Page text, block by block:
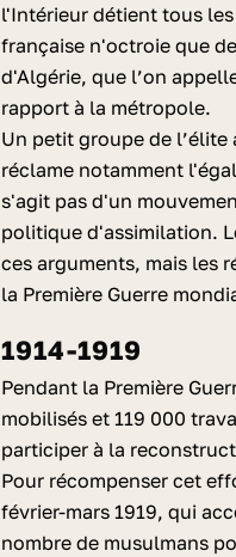
l'Intérieur détient tous
française n'octroie que
d'Algérie, que l’on
rapport à la métropole.
Un petit groupe de
réclame notamment
s'agit pas d'un
politique d'assimilation.
ces arguments, mais les
la Première Guerre
1914-1919
Pendant la Première
mobilisés et 119 000
participer à la
Pour récompenser cet
février-mars 1919, qui
nombre de musulmans